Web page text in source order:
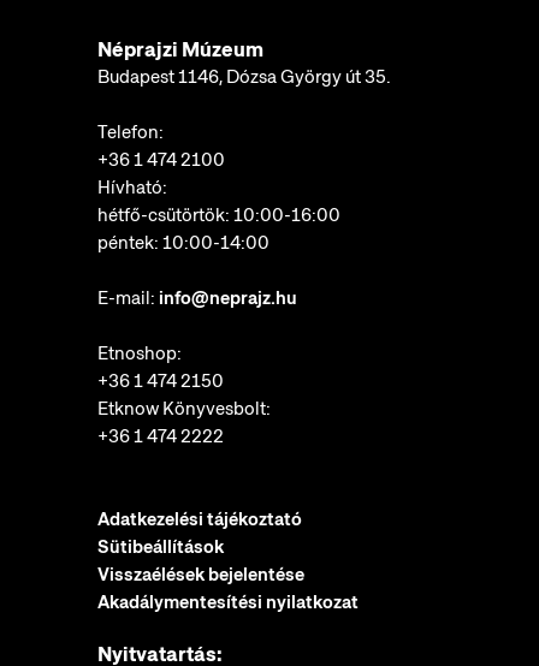
Néprajzi Múzeum
Budapest 1146, Dózsa György út 35.
Telefon:
+36 1 474 2100
Hívható:
hétfő-csütörtök: 10:00-16:00
péntek: 10:00-14:00
E-mail: info@neprajz.hu
Etnoshop:
+36 1 474 2150
Etknow Könyvesbolt:
+36 1 474 2222
Adatkezelési tájékoztató
Sütibeállítások
Visszaélések bejelentése
Akadálymentesítési nyilatkozat
Nyitvatartás: